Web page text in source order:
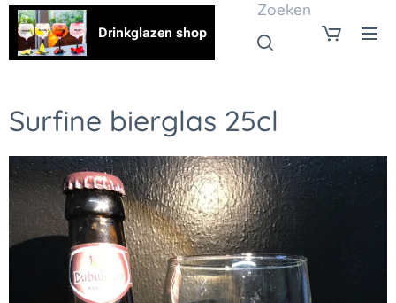
Drinkglazen shop
Zoeken
Surfine bierglas 25cl